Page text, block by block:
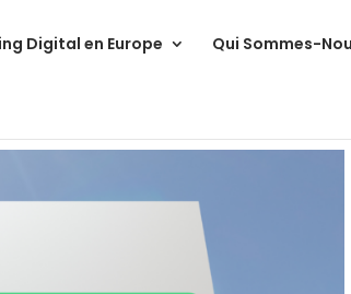
Digital en Europe Qui Sommes-